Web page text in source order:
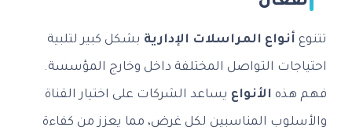
تتنوع أنواع المراسلات الإدارية بشكل كبير لتلبية
احتياجات التواصل المختلفة داخل وخارج المؤسسة.
فهم هذه الأنواع يساعد الشركات على اختيار القناة
والأسلوب المناسبين لكل غرض، مما يعزز من كفاءة